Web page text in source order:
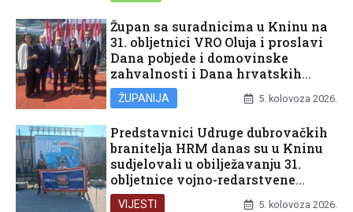
Župan sa suradnicima u Kninu na
31. obljetnici VRO Oluja i proslavi
Dana pobjede i domovinske
zahvalnosti i Dana hrvatskih
branitelja
ŽUPANIJA 5. kolovoza 2026.
Predstavnici Udruge dubrovačkih
branitelja HRM danas su u Kninu
sudjelovali u obilježavanju 31.
obljetnice vojno-redarstvene
operacije Oluja
VIJESTI 5. kolovoza 2026.